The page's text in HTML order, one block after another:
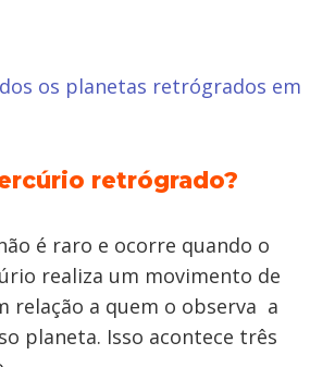
os planetas retrógrados em
retrógrado?
é raro e ocorre quando o
realiza um movimento de
relação a quem o observa a
planeta. Isso acontece três